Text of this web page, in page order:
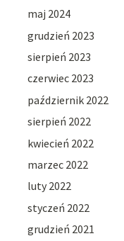
maj 2024
grudzień 2023
sierpień 2023
czerwiec 2023
październik 2022
sierpień 2022
kwiecień 2022
marzec 2022
luty 2022
styczeń 2022
grudzień 2021